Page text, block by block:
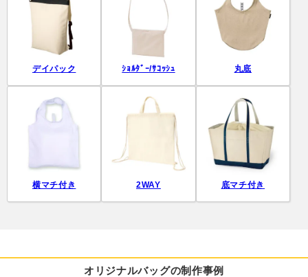
デイパック ｼｮﾙﾀﾞｰ/ｻｺｯｼｭ 丸底
横マチ付き 2WAY 底マチ付き
オリジナルバッグの制作事例